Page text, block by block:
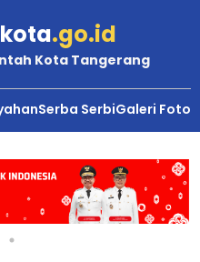
.go.id
Kota Tangerang
Serba SerbiGaleri Foto